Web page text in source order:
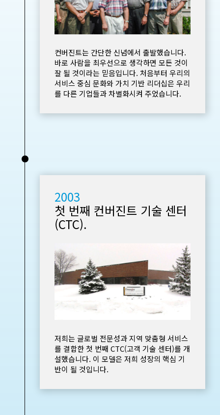
컨버진트는 간단한 신념에서 출발했습니다.
바로 사람을 최우선으로 생각하면 모든 것이
잘 될 것이라는 믿음입니다. 처음부터 우리의
서비스 중심 문화와 가치 기반 리더십은 우리
를 다른 기업들과 차별화시켜 주었습니다.
•
2003
첫 번째 컨버진트 기술 센터
(CTC).
저희는 글로벌 전문성과 지역 맞춤형 서비스
를 결합한 첫 번째 CTC(고객 기술 센터)를 개
설했습니다. 이 모델은 저희 성장의 핵심 기
반이 될 것입니다.